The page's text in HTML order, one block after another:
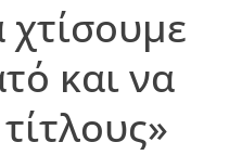
και να